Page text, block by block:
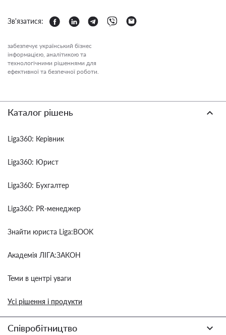
Зв'язатися:
забезпечує український бізнес
інформацією, аналітикою та
технологічними рішеннями для
ефективної та безпечної роботи.
Каталог рішень
Liga360: Керівник
Liga360: Юрист
Liga360: Бухгалтер
Liga360: PR-менеджер
Знайти юриста Liga:BOOK
Академія ЛІГА:ЗАКОН
Теми в центрі уваги
Усі рішення і продукти
Співробітництво